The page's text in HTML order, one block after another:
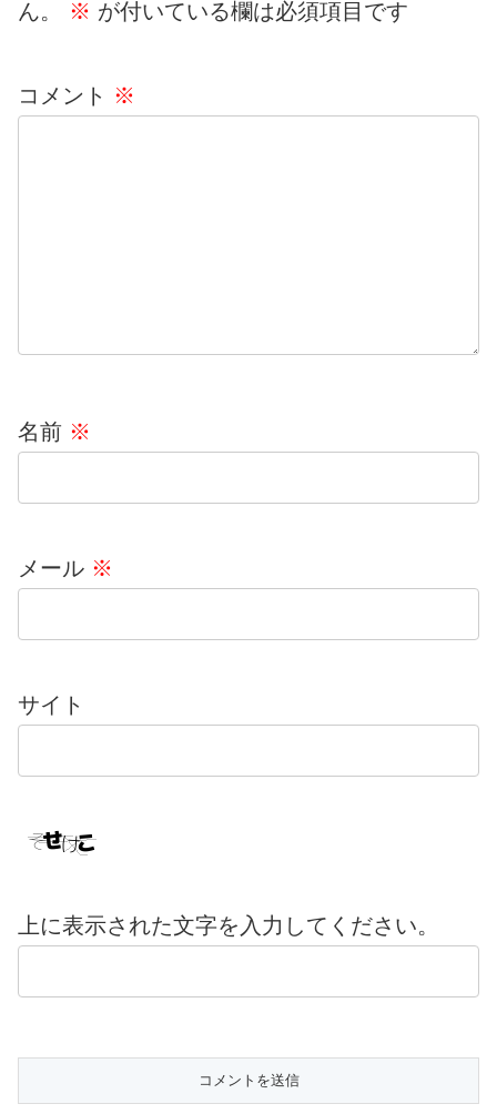
ん。
※ が付いている欄は必須項目です
コメント ※
名前 ※
メール ※
サイト
上に表示された文字を入力してください。